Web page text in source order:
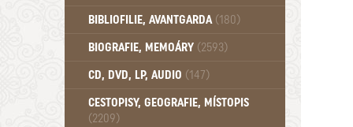
Beletrie - Historická (1388)
Beletrie - Povídky (1757)
Beletrie - Válečné romány (489)
Beletrie - Ženské a dívčí romány
(1522)
BIBLIOFILIE, AVANTGARDA (180)
BIOGRAFIE, MEMOÁRY (2593)
CD, DVD, LP, AUDIO (147)
CESTOPISY, GEOGRAFIE, MÍSTOPIS
(2209)